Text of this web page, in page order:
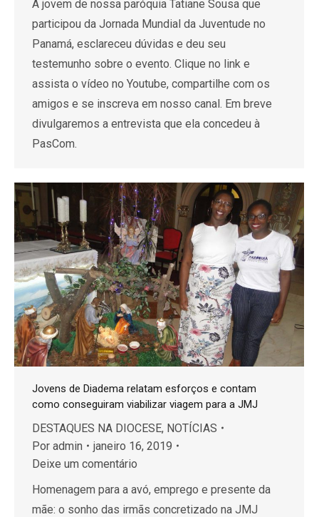
A jovem de nossa paróquia Tatiane Sousa que
participou da Jornada Mundial da Juventude no
Panamá, esclareceu dúvidas e deu seu
testemunho sobre o evento. Clique no link e
assista o vídeo no Youtube, compartilhe com os
amigos e se inscreva em nosso canal. Em breve
divulgaremos a entrevista que ela concedeu à
PasCom.
Jovens de Diadema relatam esforços e contam
como conseguiram viabilizar viagem para a JMJ
DESTAQUES NA DIOCESE, NOTÍCIAS
Por admin
janeiro 16, 2019
Deixe um comentário
Homenagem para a avó, emprego e presente da
mãe: o sonho das irmãs concretizado na JMJ